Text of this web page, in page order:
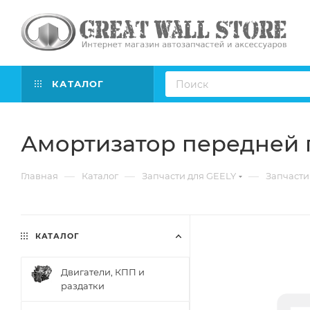
КАТАЛОГ
Амортизатор передней
Главная — Каталог — Запчасти для GEELY —
КАТАЛОГ
Двигатели, КПП и
раздатки